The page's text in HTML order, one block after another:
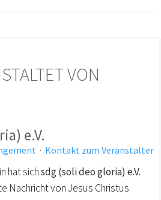
VON
e.V.
· Kontakt zum Veranstalter
hat sichsdg (soli deo gloria) e.V.
Nachricht von Jesus Christus